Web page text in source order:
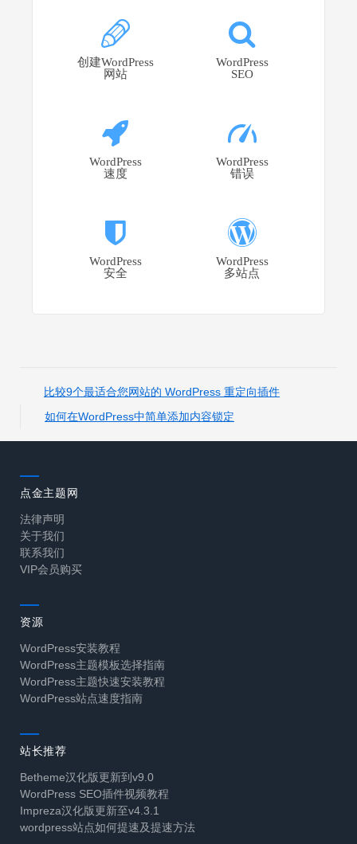
创建WordPress
网站
WordPress
SEO
WordPress
速度
WordPress
错误
WordPress
安全
WordPress
多站点
比较9个最适合您网站的 WordPress 重定向插件
如何在WordPress中简单添加内容锁定
点金主题网
法律声明
关于我们
联系我们
VIP会员购买
资源
WordPress安装教程
WordPress主题模板选择指南
WordPress主题快速安装教程
WordPress站点速度指南
站长推荐
Betheme汉化版更新到v9.0
WordPress SEO插件视频教程
Impreza汉化版更新至v4.3.1
wordpress站点如何提速及提速方法